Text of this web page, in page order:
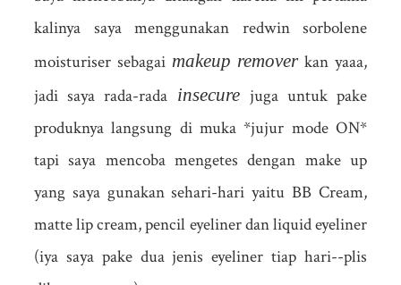
kalinya saya menggunakan redwin sorbolene
moisturiser sebagai makeup removerkan yaaa,
jadi saya rada-rada insecure juga untuk pake
produknya langsung di muka *jujur mode ON*
tapi saya mencoba mengetes dengan make up
yang saya gunakan sehari-hari yaitu BB Cream,
matte lip cream, pencil eyeliner dan liquid eyeliner
(iya saya pake dua jenis eyeliner tiap hari--plis